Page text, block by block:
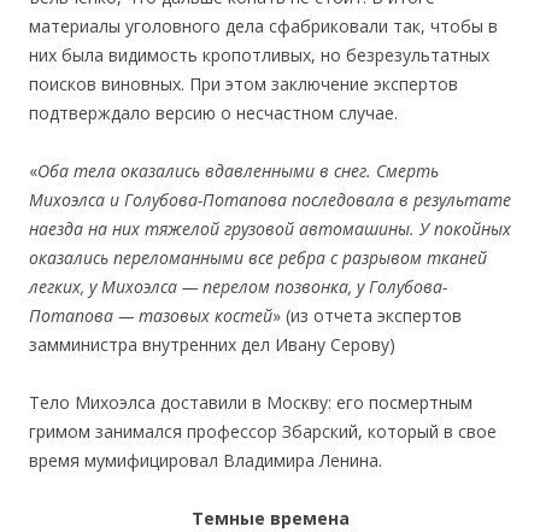
материалы уголовного дела сфабриковали так, чтобы в
них была видимость кропотливых, но безрезультатных
поисков виновных. При этом заключение экспертов
подтверждало версию о несчастном случае.
«Оба тела оказались вдавленными в снег. Смерть
Михоэлса и Голубова-Потапова последовала в результате
наезда на них тяжелой грузовой автомашины. У покойных
оказались переломанными все ребра с разрывом тканей
легких, у Михоэлса — перелом позвонка, у Голубова-
Потапова — тазовых костей» (из отчета экспертов
замминистра внутренних дел Ивану Серову)
Тело Михоэлса доставили в Москву: его посмертным
гримом занимался профессор Збарский, который в свое
время мумифицировал Владимира Ленина.
Темные времена